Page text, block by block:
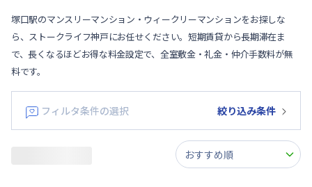
塚口駅のマンスリーマンション・ウィークリーマンションをお探しな
ら、ストークライフ神戸にお任せください。短期賃貸から長期滞在ま
で、長くなるほどお得な料金設定で、全室敷金・礼金・仲介手数料が無
料です。
フィルタ条件の選択 絞り込み条件